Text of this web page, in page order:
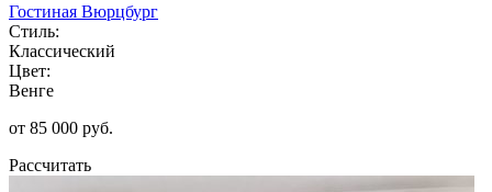
Гостиная Вюрцбург
Стиль:
Классический
Цвет:
Венге
от 85 000 руб.
Рассчитать